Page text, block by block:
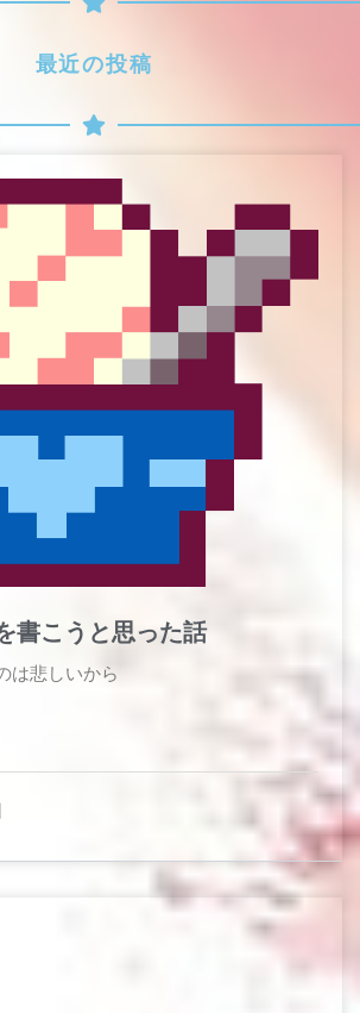
最近の投稿
書こうと思った話
は悲しいから​